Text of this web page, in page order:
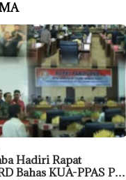
Hadiri Rapat
Bahas KUA-PPAS P…